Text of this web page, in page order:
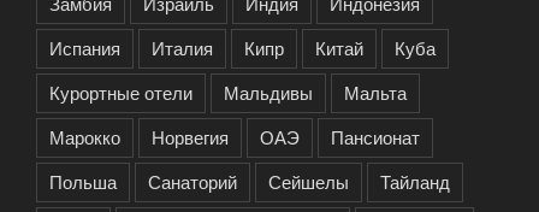
Испания
Италия Кипр Китай
Куба
Курортные отели
Мальдивы
Мальта
Марокко
Норвегия ОАЭ
Пансионат
Польша
Санаторий Сейшелы
Тайланд